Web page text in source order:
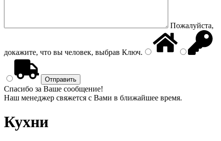
Пожалуйста,
докажите, что вы человек, выбрав Ключ.
Спасибо за Ваше сообщение!
Наш менеджер свяжется с Вами в ближайшее время.
Кухни